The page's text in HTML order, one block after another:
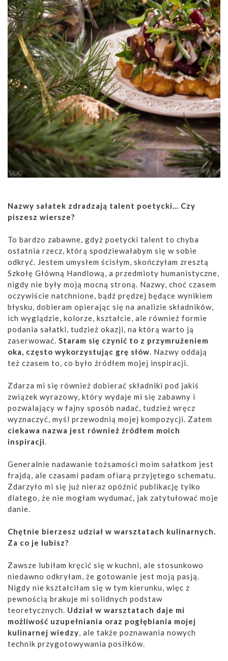
Nazwy sałatek zdradzają talent poetycki... Czy
piszesz wiersze?
To bardzo zabawne, gdyż poetycki talent to chyba
ostatnia rzecz, którą spodziewałabym się w sobie
odkryć. Jestem umysłem ścisłym, skończyłam zresztą
Szkołę Główną Handlową, a przedmioty humanistyczne,
nigdy nie były moją mocną stroną. Nazwy, choć czasem
oczywiście natchnione, bądź prędzej będące wynikiem
błysku, dobieram opierając się na analizie składników,
ich wyglądzie, kolorze, kształcie, ale również formie
podania sałatki, tudzież okazji, na którą warto ją
zaserwować. Staram się czynić to z przymrużeniem
oka, często wykorzystując grę słów. Nazwy oddają
też czasem to, co było źródłem mojej inspiracji.
Zdarza mi się również dobierać składniki pod jakiś
związek wyrazowy, który wydaje mi się zabawny i
pozwalający w fajny sposób nadać, tudzież wręcz
wyznaczyć, myśl przewodnią mojej kompozycji. Zatem
ciekawa nazwa jest również źródłem moich
inspiracji.
Generalnie nadawanie tożsamości moim sałatkom jest
frajdą, ale czasami padam ofiarą przyjętego schematu.
Zdarzyło mi się już nieraz opóźnić publikację tylko
dlatego, że nie mogłam wydumać, jak zatytułować moje
danie.
Chętnie bierzesz udział w warsztatach kulinarnych.
Za co je lubisz?
Zawsze lubiłam kręcić się w kuchni, ale stosunkowo
niedawno odkryłam, że gotowanie jest moją pasją.
Nigdy nie kształciłam się w tym kierunku, więc z
pewnością brakuje mi solidnych podstaw
teoretycznych. Udział w warsztatach daje mi
możliwość uzupełniania oraz pogłębiania mojej
kulinarnej wiedzy, ale także poznawania nowych
technik przygotowywania posiłków.